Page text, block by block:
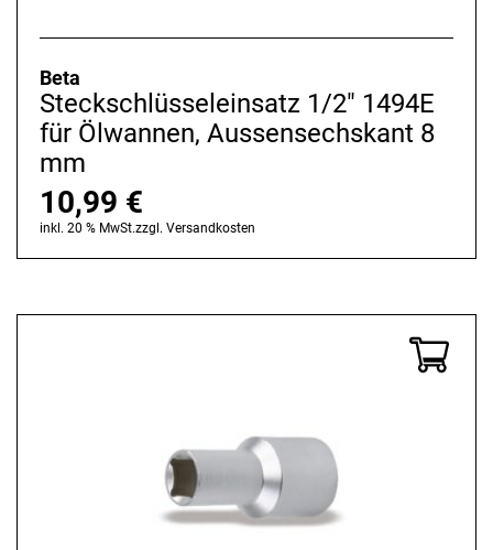
Beta
Steckschlüsseleinsatz 1/2" 1494E
für Ölwannen, Aussensechskant 8
mm
10,99 €
inkl. 20 % MwSt.zzgl. Versandkosten